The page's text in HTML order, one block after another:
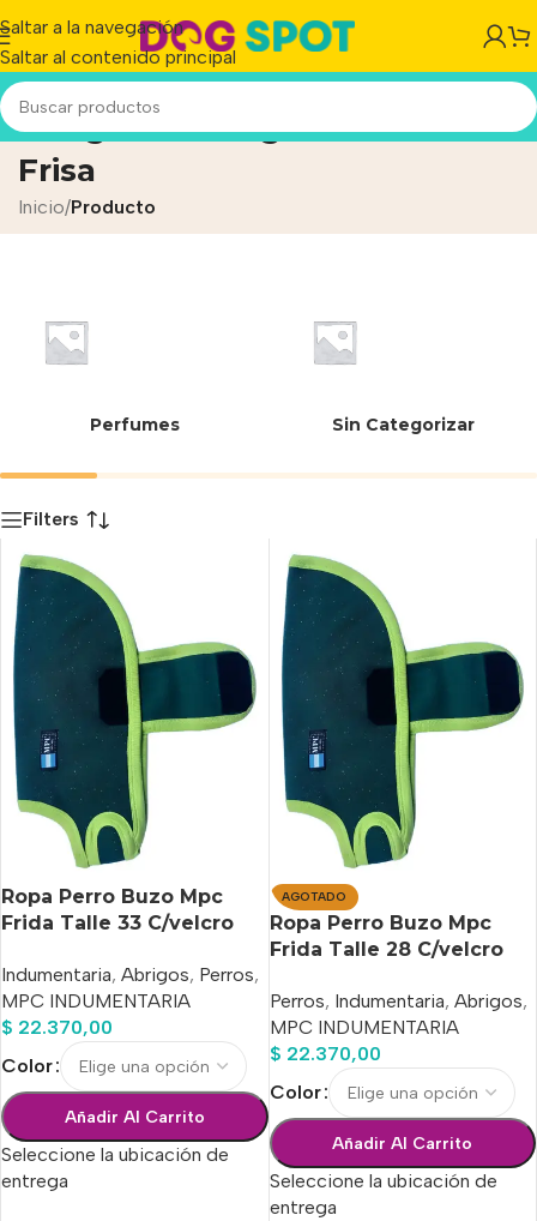
Saltar a la navegación
Saltar al contenido principal
Abrigo Frida Algodón con
Frisa
Inicio/Producto
Perfumes Sin Categorizar
Filters
Ropa Perro Buzo Mpc
Frida Talle 33 C/velcro
Indumentaria, Abrigos, Perros,
MPC INDUMENTARIA
$ 22.370,00
Color
Añadir Al Carrito
Seleccione la ubicación de
entrega
AGOTADO
Ropa Perro Buzo Mpc
Frida Talle 28 C/velcro
Perros, Indumentaria, Abrigos,
MPC INDUMENTARIA
$ 22.370,00
Color
Añadir Al Carrito
Seleccione la ubicación de
entrega